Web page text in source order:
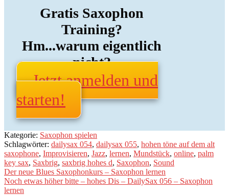
Gratis Saxophon
Training?
Hm...warum eigentlich
nicht?
Jetzt anmelden und
starten!
Kategorie: Saxophon spielen
Schlagwörter: dailysax 054, dailysax 055, hohen töne auf dem alt
saxophone, Improvisieren, Jazz, lernen, Mundstück, online, palm
key sax, Saxbrig, saxbrig hohes d, Saxophon, Sound
Beitragsnavigation
Vorheriger
Beitrag:
Der neue Blues Saxophonkurs – Saxophon lernen
Nächster
Beitrag:
Noch etwas höher bitte – hohes Dis – DailySax 056 – Saxophon
lernen